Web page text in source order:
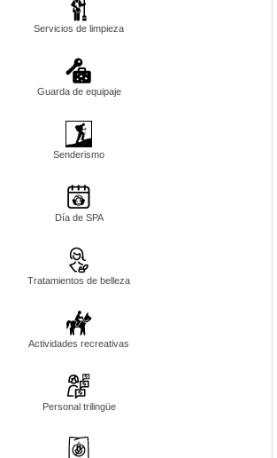
Servicios de limpieza
Guarda de equipaje
Senderismo
Día de SPA
Tratamientos de belleza
Actividades recreativas
Personal trilingüe